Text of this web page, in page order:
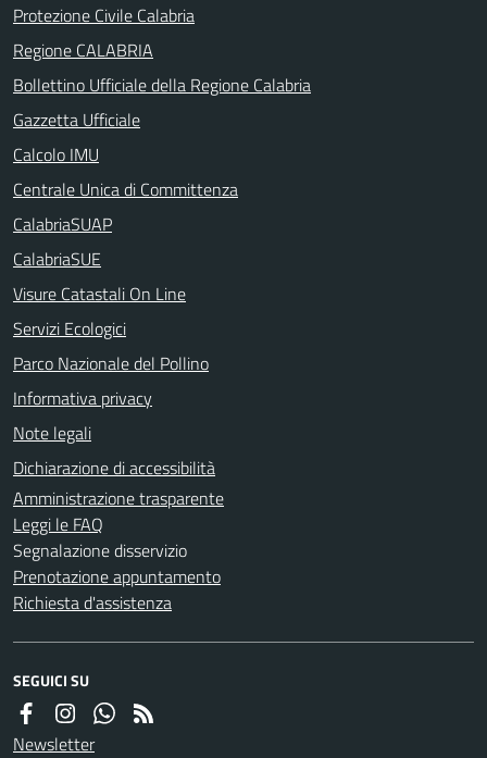
Protezione Civile Calabria
Regione CALABRIA
Bollettino Ufficiale della Regione Calabria
Gazzetta Ufficiale
Calcolo IMU
Centrale Unica di Committenza
CalabriaSUAP
CalabriaSUE
Visure Catastali On Line
Servizi Ecologici
Parco Nazionale del Pollino
Informativa privacy
Note legali
Dichiarazione di accessibilità
Amministrazione trasparente
Leggi le FAQ
Segnalazione disservizio
Prenotazione appuntamento
Richiesta d'assistenza
SEGUICI SU
Newsletter